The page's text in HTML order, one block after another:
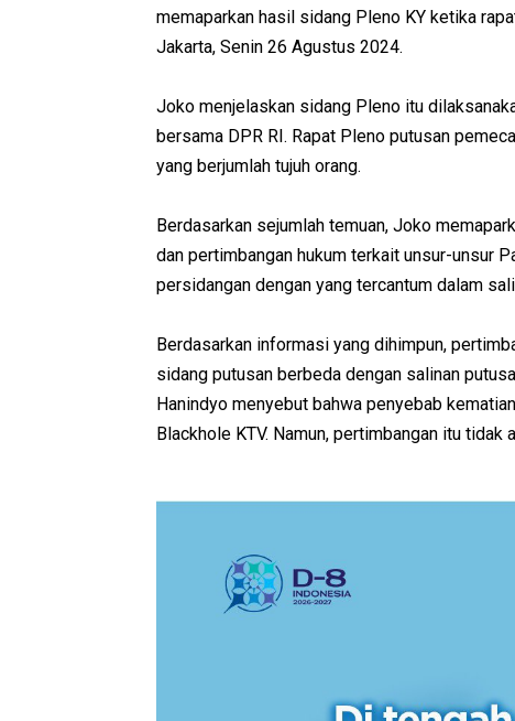
memaparkan hasil sidang Pleno KY ketika
Jakarta, Senin 26 Agustus 2024.
Joko menjelaskan sidang Pleno itu
bersama DPR RI. Rapat Pleno putusan
yang berjumlah tujuh orang.
Berdasarkan sejumlah temuan, Joko
dan pertimbangan hukum terkait unsur-unsur
persidangan dengan yang tercantum dalam
Berdasarkan informasi yang dihimpun,
sidang putusan berbeda dengan salinan
Hanindyo menyebut bahwa penyebab
Blackhole KTV. Namun, pertimbangan itu tidak